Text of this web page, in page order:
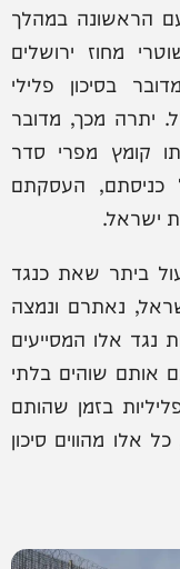
הראשונה במהלך
מחוז ירושלים
בסיכון פלילי
יתרה מכך, מדובר
קומץ מפרי סדר
כניסתם, העסקתם
ישראל.
ביתר שאת כנגד
נאתרם ונמצה
אלו המסייעים
אותם שוהים בלתי
בזמן שהותם
אלו מהווים סיכון